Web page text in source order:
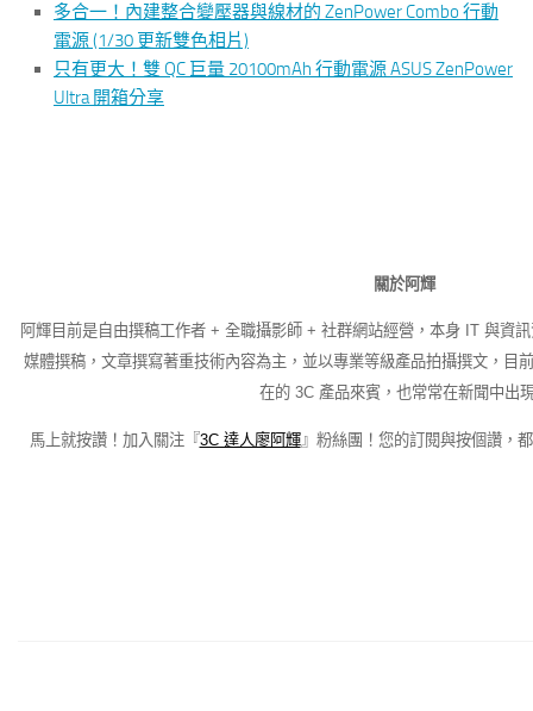
多合一！內建整合變壓器與線材的 ZenPower Combo 行動
電源 (1/30 更新雙色相片)
只有更大！雙 QC 巨量 20100mAh 行動電源 ASUS ZenPower
Ultra 開箱分享
關於阿輝
阿輝目前是自由撰稿工作者 + 全職攝影師 + 社群網站經營，本身 IT 與資
媒體撰稿，文章撰寫著重技術內容為主，並以專業等級產品拍攝撰文，目
在的 3C 產品來賓，也常常在新聞中出
馬上就按讚！加入關注『3C 達人廖阿輝』粉絲團！您的訂閱與按個讚，